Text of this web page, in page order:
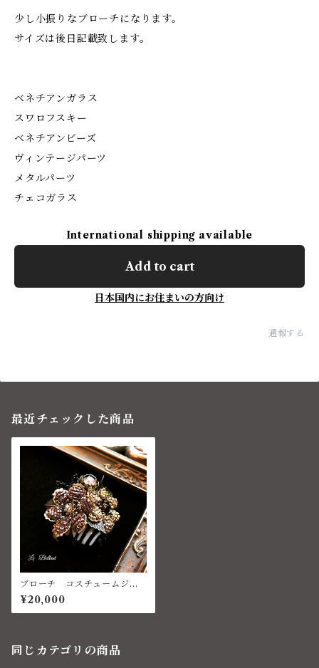
少し小振りなブローチになります。
サイズは後日記載致します。
ベネチアンガラス
スワロフスキー
ベネチアンビーズ
ヴィンテージパーツ
メタルパーツ
チェコガラス
International shipping available
Add to cart
日本国内にお住まいの方向け
通報する
最近チェックした商品
ブローチ コスチュームジュ
エリー ベネチアン
¥20,000
同じカテゴリの商品